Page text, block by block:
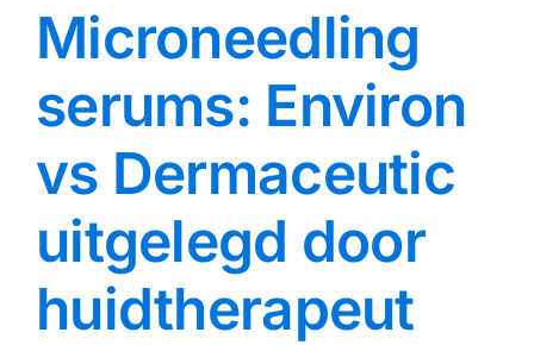
Microneedling
serums: Environ
vs Dermaceutic
uitgelegd door
huidtherapeut